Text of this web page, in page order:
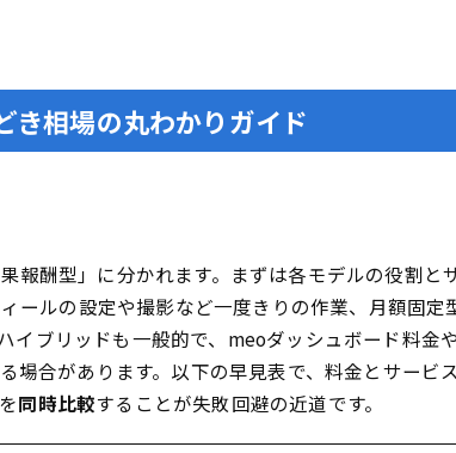
間で賢くMEO料金を下げるボリュームディスカウ
の料金比較！ベストな選び方マニュアル
のMEO料金内訳と満足するための見極め方
フィールを自分で設定最適化してMEO料金を節約
MEO運用を自動化！ラクしてコストダウン術
積もり依頼法＆賢い比較のコツ
トで抜け漏れ防止！MEO料金の賢い比較ガイド
き相場の丸わかりガイド
報酬型」に分かれます。まずは各モデルの役割と
ールの設定や撮影など一度きりの作業、月額固
ブリッドも一般的で、meoダッシュボード料金
合があります。以下の早見表で、料金とサービ
同時比較することが失敗回避の近道です。